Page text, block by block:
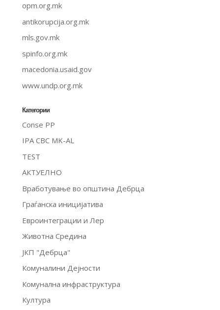
opm.org.mk
antikorupcija.org.mk
mls.gov.mk
spinfo.org.mk
macedonia.usaid.gov
www.undp.org.mk
Категории
Conse PP
IPA CBC MK-AL
TEST
АКТУЕЛНО
Вработување во општина Дебрца
Граѓанска иницијатива
Евроинтеграции и Лер
Животна Средина
ЈКП "Дебрца"
Комуналини Дејности
Комунална инфраструктура
Култура